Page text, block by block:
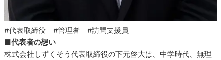
#代表取締役 #管理者 #訪問支援員
■代表者の想い
株式会社しずくそう代表取締役の下元啓大は、中学時代、無理